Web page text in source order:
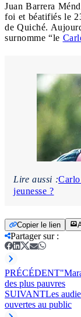
Juan Barrera
foi et béatifiés le
de Quiché.
surnomme “le
Lire aussi :
jeunesse ?
Copier le lien
Partager sur:
PRÉCÉDENT
des plus pauvres
SUIVANTLes
ouvertes au public